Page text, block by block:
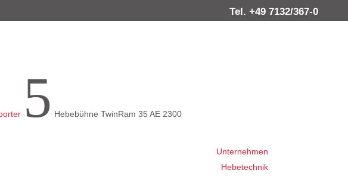
Tel. +49 7132/367-0
5 Hebebühne TwinRam 35 AE 2300
Unternehmen
Hebetechnik